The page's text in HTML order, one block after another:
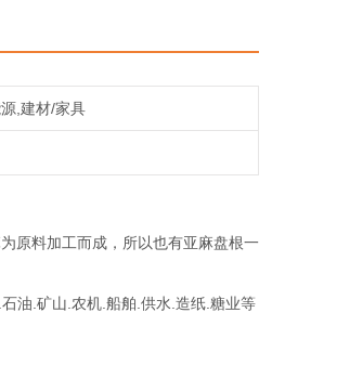
,建材/家具
原料加工而成，所以也有亚麻盘根一
油.矿山.农机.船舶.供水.造纸.糖业等